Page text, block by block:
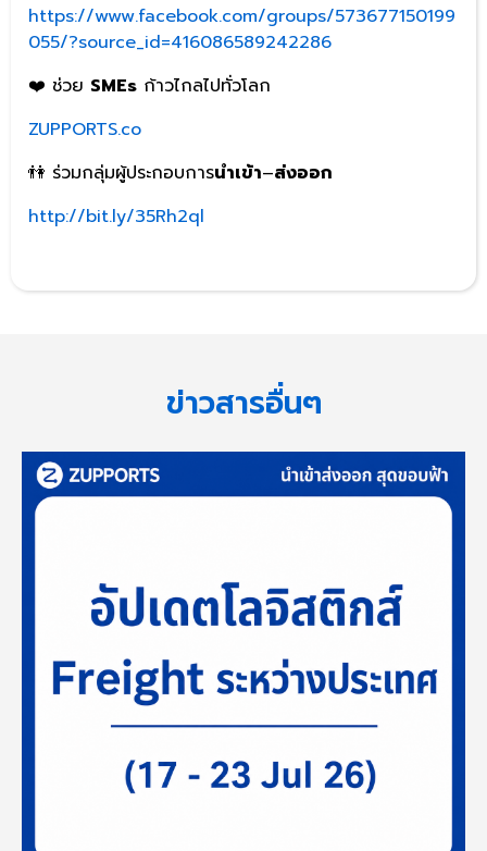
https://www.facebook.com/groups/573677150199
055/?source_id=416086589242286
❤️ ช่วย SMEs ก้าวไกลไปทั่วโลก
ZUPPORTS.co
👫 ร่วมกลุ่มผู้ประกอบการนำเข้า–ส่งออก
http://bit.ly/35Rh2ql
ข่าวสารอื่นๆ